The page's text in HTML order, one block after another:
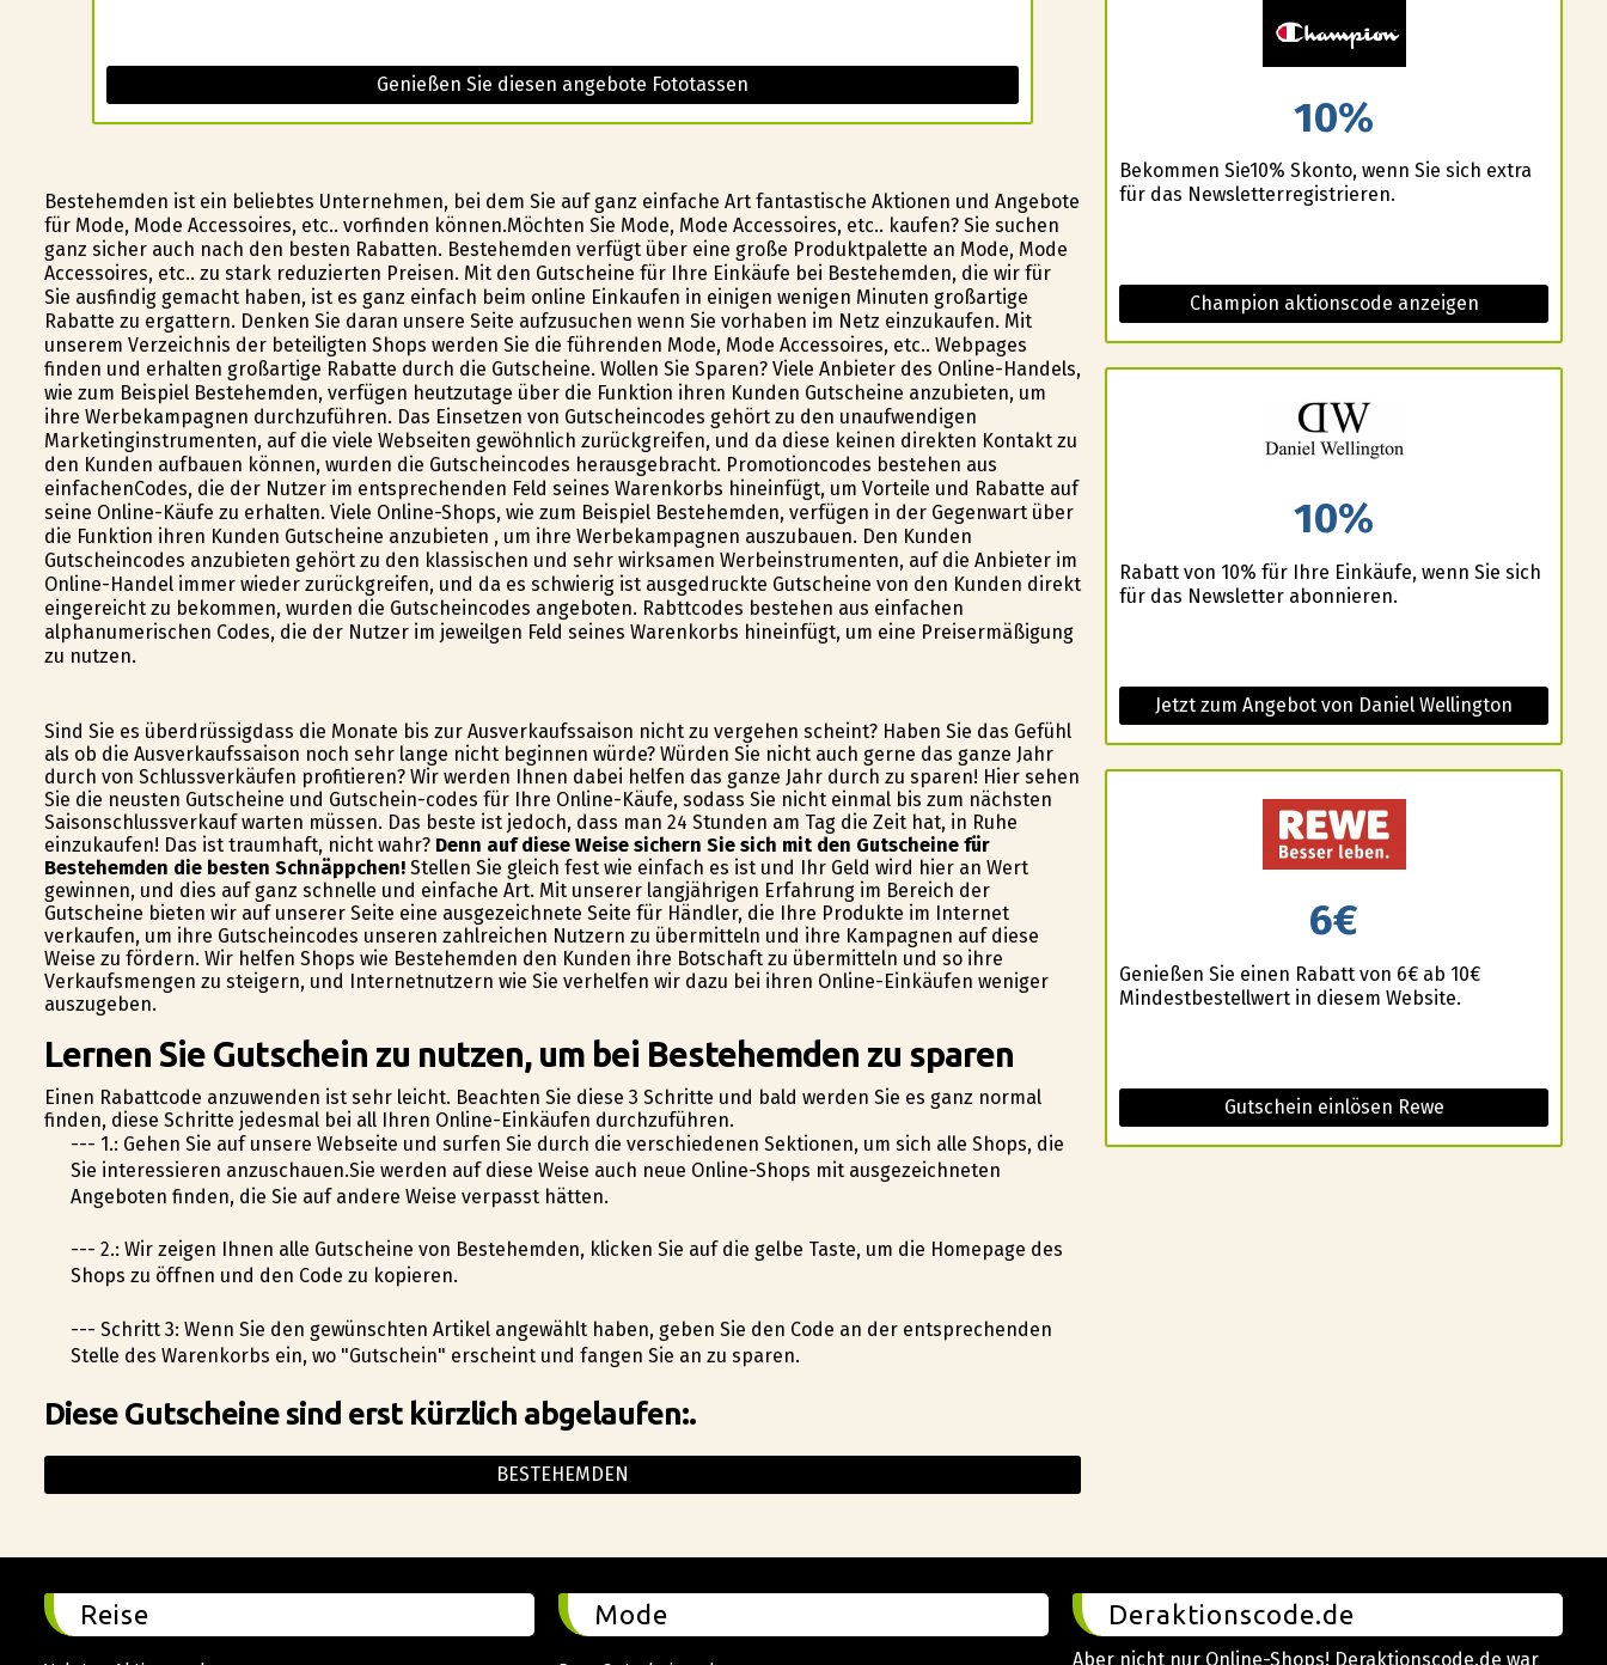
Genießen Sie diesen angebote Fototassen
Bestehemden ist ein beliebtes Unternehmen, bei dem Sie auf ganz einfache Art fantastische Aktionen und Angebote
für Mode, Mode Accessoires, etc.. vorfinden können.Möchten Sie Mode, Mode Accessoires, etc.. kaufen? Sie suchen
ganz sicher auch nach den besten Rabatten. Bestehemden verfügt über eine große Produktpalette an Mode, Mode
Accessoires, etc.. zu stark reduzierten Preisen. Mit den Gutscheine für Ihre Einkäufe bei Bestehemden, die wir für
Sie ausfindig gemacht haben, ist es ganz einfach beim online Einkaufen in einigen wenigen Minuten großartige
Rabatte zu ergattern. Denken Sie daran unsere Seite aufzusuchen wenn Sie vorhaben im Netz einzukaufen. Mit
unserem Verzeichnis der beteiligten Shops werden Sie die führenden Mode, Mode Accessoires, etc.. Webpages
finden und erhalten großartige Rabatte durch die Gutscheine. Wollen Sie Sparen? Viele Anbieter des Online-Handels,
wie zum Beispiel Bestehemden, verfügen heutzutage über die Funktion ihren Kunden Gutscheine anzubieten, um
ihre Werbekampagnen durchzuführen. Das Einsetzen von Gutscheincodes gehört zu den unaufwendigen
Marketinginstrumenten, auf die viele Webseiten gewöhnlich zurückgreifen, und da diese keinen direkten Kontakt zu
den Kunden aufbauen können, wurden die Gutscheincodes herausgebracht. Promotioncodes bestehen aus
einfachenCodes, die der Nutzer im entsprechenden Feld seines Warenkorbs hineinfügt, um Vorteile und Rabatte auf
seine Online-Käufe zu erhalten. Viele Online-Shops, wie zum Beispiel Bestehemden, verfügen in der Gegenwart über
die Funktion ihren Kunden Gutscheine anzubieten , um ihre Werbekampagnen auszubauen. Den Kunden
Gutscheincodes anzubieten gehört zu den klassischen und sehr wirksamen Werbeinstrumenten, auf die Anbieter im
Online-Handel immer wieder zurückgreifen, und da es schwierig ist ausgedruckte Gutscheine von den Kunden direkt
eingereicht zu bekommen, wurden die Gutscheincodes angeboten. Rabttcodes bestehen aus einfachen
alphanumerischen Codes, die der Nutzer im jeweilgen Feld seines Warenkorbs hineinfügt, um eine Preisermäßigung
zu nutzen.
Sind Sie es überdrüssigdass die Monate bis zur Ausverkaufssaison nicht zu vergehen scheint? Haben Sie das Gefühl
als ob die Ausverkaufssaison noch sehr lange nicht beginnen würde? Würden Sie nicht auch gerne das ganze Jahr
durch von Schlussverkäufen profitieren? Wir werden Ihnen dabei helfen das ganze Jahr durch zu sparen! Hier sehen
Sie die neusten Gutscheine und Gutschein-codes für Ihre Online-Käufe, sodass Sie nicht einmal bis zum nächsten
Saisonschlussverkauf warten müssen. Das beste ist jedoch, dass man 24 Stunden am Tag die Zeit hat, in Ruhe
einzukaufen! Das ist traumhaft, nicht wahr? Denn auf diese Weise sichern Sie sich mit den Gutscheine für
Bestehemden die besten Schnäppchen!Stellen Sie gleich fest wie einfach es ist und Ihr Geld wird hier an Wert
gewinnen, und dies auf ganz schnelle und einfache Art. Mit unserer langjährigen Erfahrung im Bereich der
Gutscheine bieten wir auf unserer Seite eine ausgezeichnete Seite für Händler, die Ihre Produkte im Internet
verkaufen, um ihre Gutscheincodes unseren zahlreichen Nutzern zu übermitteln und ihre Kampagnen auf diese
Weise zu fördern. Wir helfen Shops wie Bestehemden den Kunden ihre Botschaft zu übermitteln und so ihre
Verkaufsmengen zu steigern, und Internetnutzern wie Sie verhelfen wir dazu bei ihren Online-Einkäufen weniger
auszugeben.
Lernen Sie Gutschein zu nutzen, um bei Bestehemden zu sparen
Einen Rabattcode anzuwenden ist sehr leicht. Beachten Sie diese 3 Schritte und bald werden Sie es ganz normal
finden, diese Schritte jedesmal bei all Ihren Online-Einkäufen durchzuführen.
--- 1.: Gehen Sie auf unsere Webseite und surfen Sie durch die verschiedenen Sektionen, um sich alle Shops, die
Sie interessieren anzuschauen.Sie werden auf diese Weise auch neue Online-Shops mit ausgezeichneten
Angeboten finden, die Sie auf andere Weise verpasst hätten.
--- 2.: Wir zeigen Ihnen alle Gutscheine von Bestehemden, klicken Sie auf die gelbe Taste, um die Homepage des
Shops zu öffnen und den Code zu kopieren.
--- Schritt 3: Wenn Sie den gewünschten Artikel angewählt haben, geben Sie den Code an der entsprechenden
Stelle des Warenkorbs ein, wo "Gutschein" erscheint und fangen Sie an zu sparen.
Diese Gutscheine sind erst kürzlich abgelaufen:.
BESTEHEMDEN
10%
Bekommen Sie10% Skonto, wenn Sie sich extra
für das Newsletterregistrieren.
Champion aktionscode anzeigen
10%
Rabatt von 10% für Ihre Einkäufe, wenn Sie sich
für das Newsletter abonnieren.
Jetzt zum Angebot von Daniel Wellington
6€
Genießen Sie einen Rabatt von 6€ ab 10€
Mindestbestellwert in diesem Website.
Gutschein einlösen Rewe
Reise Mode Deraktionscode.de
Aber nicht nur Online-Shops! Deraktionscode.de war